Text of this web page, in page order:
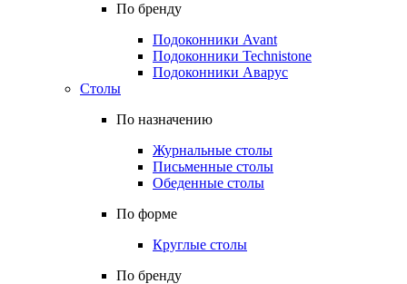
По бренду
Подоконники Avant
Подоконники Technistone
Подоконники Аварус
Столы
По назначению
Журнальные столы
Письменные столы
Обеденные столы
По форме
Круглые столы
По бренду